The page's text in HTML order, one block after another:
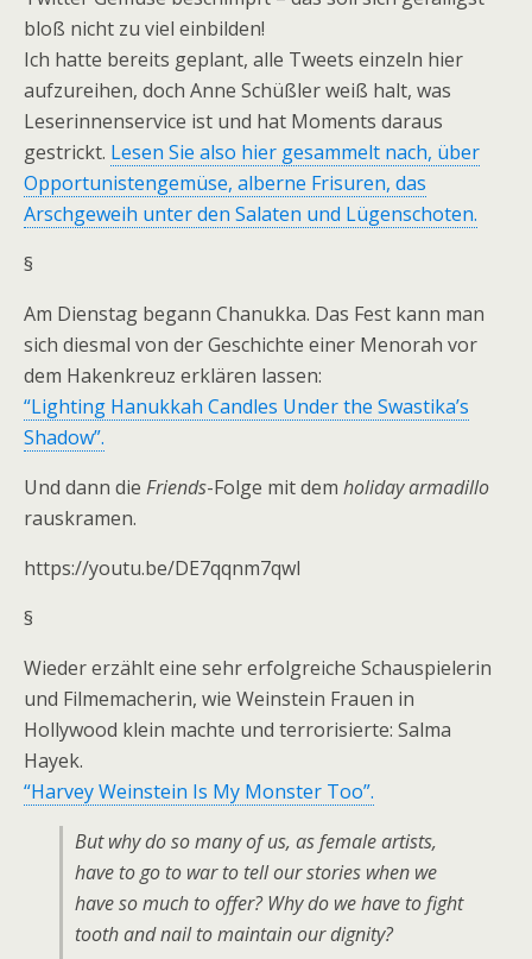
bloß nicht zu viel einbilden!
Ich hatte bereits geplant, alle Tweets einzeln hier
aufzureihen, doch Anne Schüßler weiß halt, was
Leserinnenservice ist und hat Moments daraus
gestrickt. Lesen Sie also hier gesammelt nach, über
Opportunistengemüse, alberne Frisuren, das
Arschgeweih unter den Salaten und Lügenschoten.
§
Am Dienstag begann Chanukka. Das Fest kann man
sich diesmal von der Geschichte einer Menorah vor
dem Hakenkreuz erklären lassen:
“Lighting Hanukkah Candles Under the Swastika’s
Shadow”.
Und dann die Friends-Folge mit dem holiday armadillo
rauskramen.
https://youtu.be/DE7qqnm7qwI
§
Wieder erzählt eine sehr erfolgreiche Schauspielerin
und Filmemacherin, wie Weinstein Frauen in
Hollywood klein machte und terrorisierte: Salma
Hayek.
“Harvey Weinstein Is My Monster Too”.
But why do so many of us, as female artists,
have to go to war to tell our stories when we
have so much to offer? Why do we have to fight
tooth and nail to maintain our dignity?